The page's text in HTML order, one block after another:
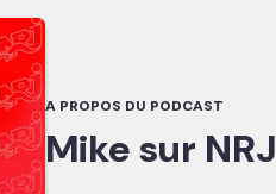
A PROPOS DU PODCAST
Mike sur NRJ